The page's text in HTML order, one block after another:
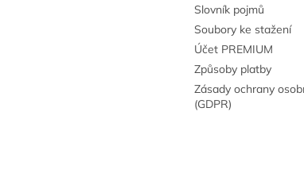
Slovník pojmů
Soubory ke stažení
Účet PREMIUM
Způsoby platby
Zásady ochrany
(GDPR)